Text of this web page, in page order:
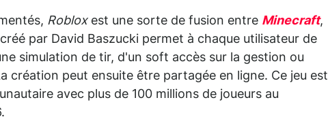
Robloxest une sorte de fusion entre Minecraft,
par David Baszucki permet à chaque utilisateur de
simulation de tir, d'un soft accès sur la gestion ou
création peut ensuite être partagée en ligne. Ce jeu est
avec plus de 100 millions de joueurs au